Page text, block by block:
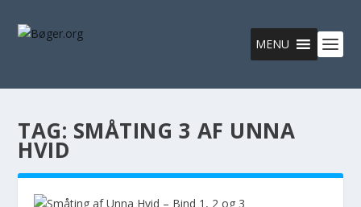
MENU
TAG: SMÅTING 3 AF UNNA
HVID